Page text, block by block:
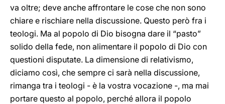
va oltre; deve anche affrontare le cose che non sono
chiare e rischiare nella discussione. Questo però fra i
teologi. Ma al popolo di Dio bisogna dare il “pasto”
solido della fede, non alimentare il popolo di Dio con
questioni disputate. La dimensione di relativismo,
diciamo così, che sempre ci sarà nella discussione,
rimanga tra i teologi - è la vostra vocazione -, ma mai
portare questo al popolo, perché allora il popolo